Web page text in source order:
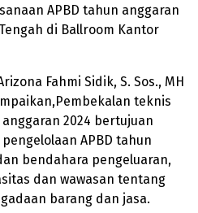
APBD tahun anggaran
di Ballroom Kantor
Fahmi Sidik, S. Sos., MH
teknis
2024 bertujuan
APBD tahun
bendahara pengeluaran,
dan wawasan tentang
barang dan jasa.